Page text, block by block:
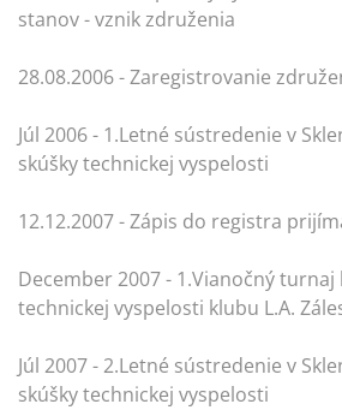
stanov - vznik združenia
28.08.2006 - Zaregistrovanie
Júl 2006 - 1.Letné sústredenie v
skúšky technickej vyspelosti
12.12.2007 - Zápis do registra
December 2007 - 1.Vianočný turnaj
technickej vyspelosti klubu L.A.
Júl 2007 - 2.Letné sústredenie v
skúšky technickej vyspelosti